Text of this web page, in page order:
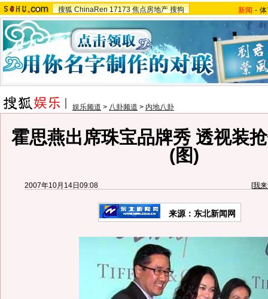
搜狐 ChinaRen 17173 焦点房地产 搜狗 新闻 -
娱乐频道 > 八卦频道 > 内地八卦
霍思燕出席珠宝品牌秀 透视装
(图)
2007年10月14日09:08 [我
来源：东北新闻网